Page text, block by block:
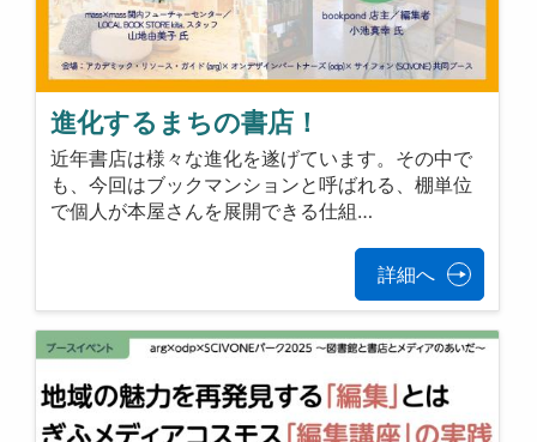
進化するまちの書店！
近年書店は様々な進化を遂げています。その中で
も、今回はブックマンションと呼ばれる、棚単位
で個人が本屋さんを展開できる仕組…
詳細へ